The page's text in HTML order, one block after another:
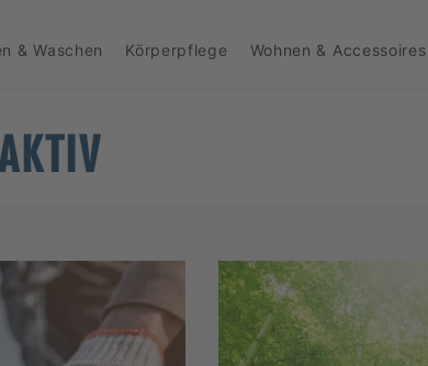
& Waschen Körperpflege Wohnen & Accessoires